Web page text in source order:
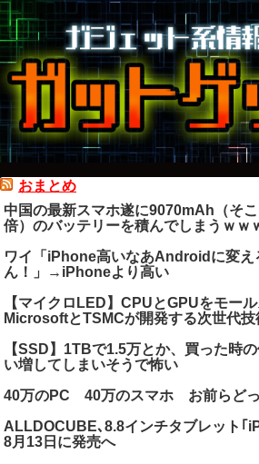
おまとめ
中国の最新スマホ遂に9070mAh（そ
倍）のバッテリーを積んでしまうｗｗ
ワイ「iPhone高いなあAndroidに変
ん！」→iPhoneより高い
【マイクロLED】CPUとGPUをモー
MicrosoftとTSMCが開発する次世代技
【SSD】1TBで1.5万とか、買った時
い増してしまいそうで怖い
40万のPC 40万のスマホ お前らどっ
ALLDOCUBE､8.8インチタブレット｢
8月13日に発売へ